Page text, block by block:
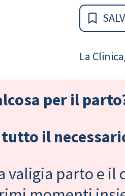
La
per il
il
valigia parto e